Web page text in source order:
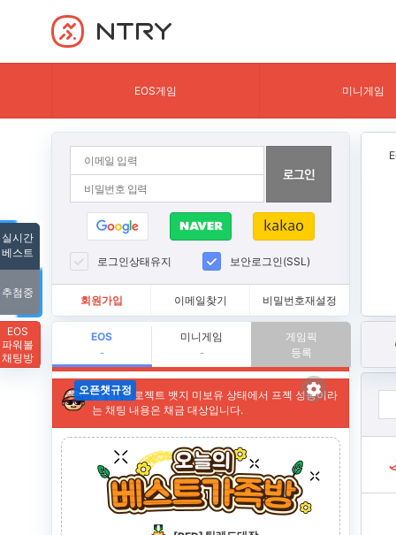
NTRY
EOS게임 미니게임
로그인상태유지 보안로그인(SSL)
회원가입 이메일찾기 비밀번호재설정
EOS
-
미니게임
-
게임픽
등록
실시간
베스트
추첨중
EOS
파워볼
채팅방